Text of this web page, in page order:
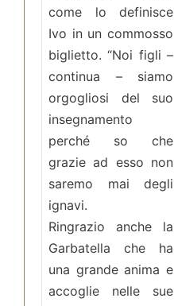
come lo definisce
Ivo in un commosso
biglietto. “Noi figli –
continua – siamo
orgogliosi del suo
insegnamento
perché so che
grazie ad esso non
saremo mai degli
ignavi.
Ringrazio anche la
Garbatella che ha
una grande anima e
accoglie nelle sue